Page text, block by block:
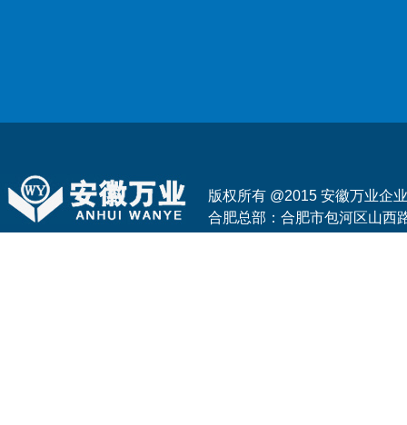
版权所有 @2015 安徽万业企
合肥总部：合肥市包河区山西